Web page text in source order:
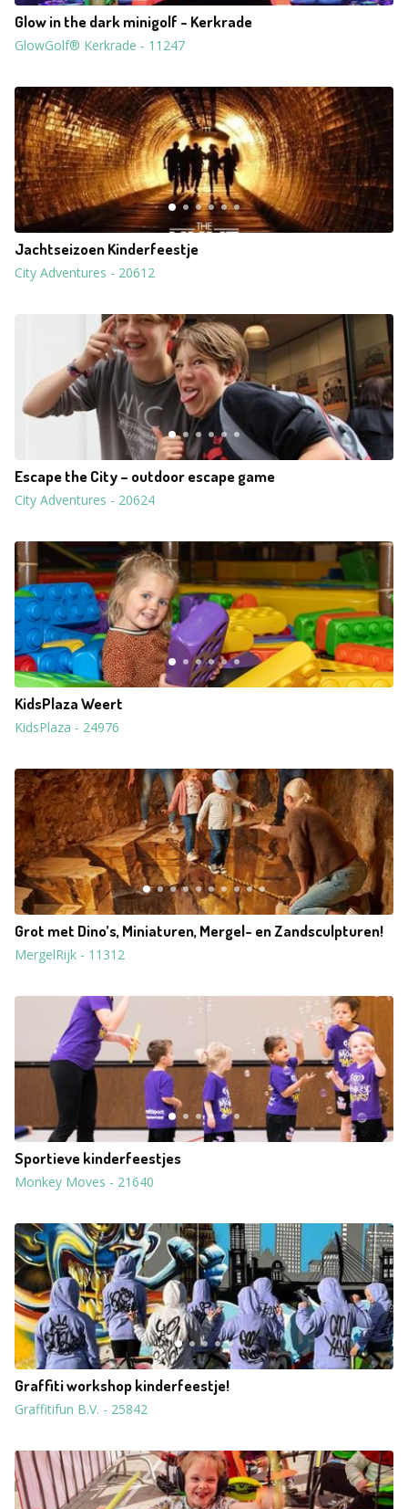
Glow in the dark minigolf - Kerkrade
GlowGolf® Kerkrade - 11247
Jachtseizoen Kinderfeestje
City Adventures - 20612
Escape the City – outdoor escape game
City Adventures - 20624
KidsPlaza Weert
KidsPlaza - 24976
Grot met Dino’s, Miniaturen, Mergel- en Zandsculpturen!
MergelRijk - 11312
Sportieve kinderfeestjes
Monkey Moves - 21640
Graffiti workshop kinderfeestje!
Graffitifun B.V. - 25842